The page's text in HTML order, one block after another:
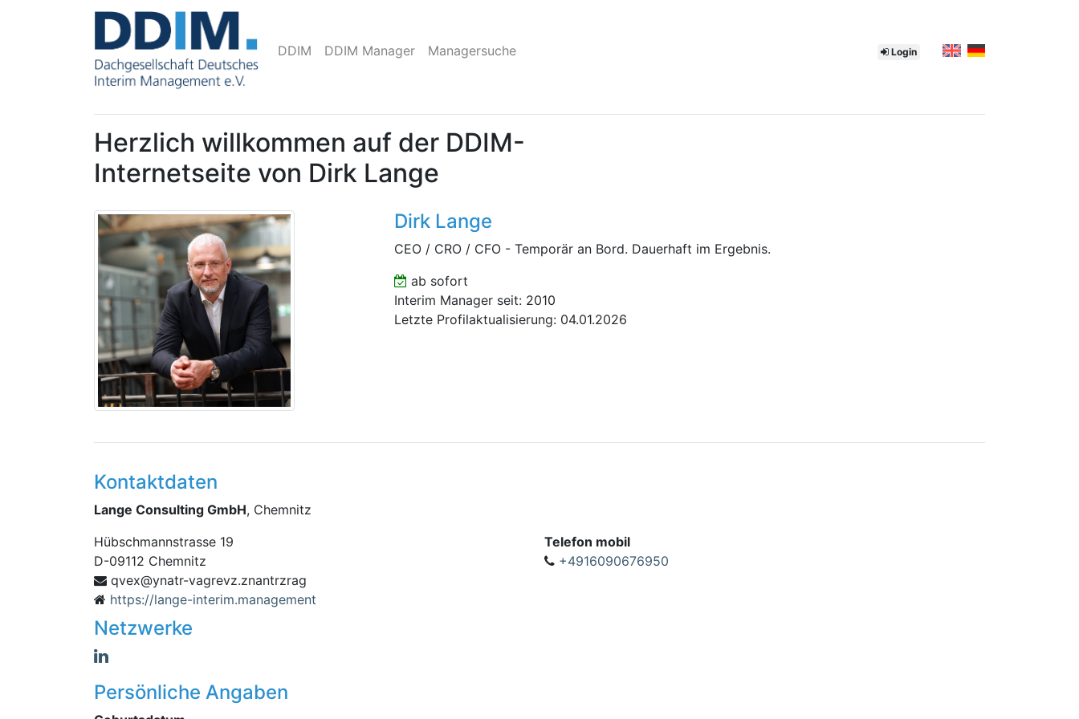
DDIM DDIM Manager Managersuche Login
Herzlich willkommen auf der DDIM-
Internetseite von Dirk Lange
Dirk Lange
CEO / CRO / CFO - Temporär an Bord. Dauerhaft im Ergebnis.
ab sofort
Interim Manager seit: 2010
Letzte Profilaktualisierung: 04.01.2026
Kontaktdaten
Lange Consulting GmbH, Chemnitz
Hübschmannstrasse 19
D-09112 Chemnitz
garzrtnanz.zvergav-rtany@xe
vq
https://lange-interim.management
Telefon mobil
+4916090676950
Netzwerke
Persönliche Angaben